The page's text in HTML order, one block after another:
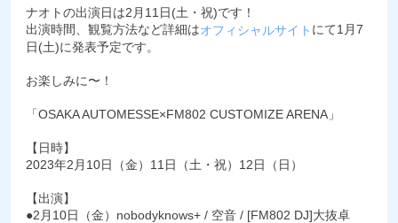
ナオトの出演日は2月11日(土・祝)です！
出演時間、観覧方法など詳細はオフィシャルサイト にて1月7
日(土)に発表予定です。
お楽しみに〜！
「OSAKA AUTOMESSE×FM802 CUSTOMIZE ARENA」
【日時】
2023年2月10日（金）11日（土・祝）12日（日）
【出演】
●2月10日（金）nobodyknows+ / 空音 / [FM802 DJ]大抜卓